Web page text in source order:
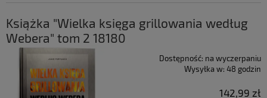
Książka "Wielka księga grillowania według
Webera" tom 2 18180
Dostępność: na wyczerpaniu
Wysyłka w: 48 godzin
142,99 zł